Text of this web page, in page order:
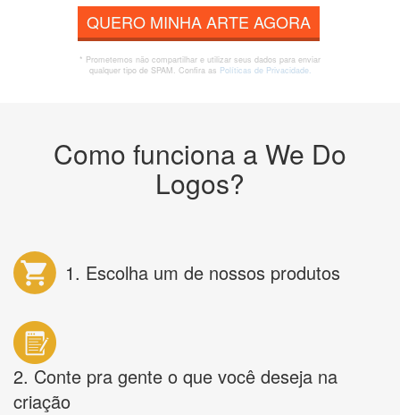
QUERO MINHA ARTE AGORA
* Prometemos não compartilhar e utilizar seus dados para enviar
qualquer tipo de SPAM. Confira as Políticas de Privacidade.
Como funciona a We Do
Logos?
1. Escolha um de nossos produtos
2. Conte pra gente o que você deseja na
criação